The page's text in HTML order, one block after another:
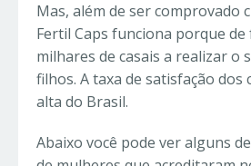
Mas, além de ser comprovado
Fertil Caps funciona porque
milhares de casais a realizar o
filhos. A taxa de satisfação dos
alta do Brasil.
Abaixo você pode ver alguns